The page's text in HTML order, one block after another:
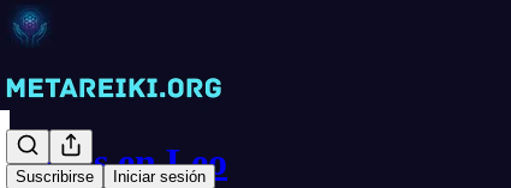
Suscribirse Iniciar sesión
Venus en Leo